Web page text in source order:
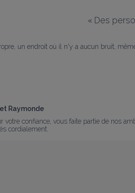
« Des
un endroit où il n'y a aucun bruit,
Raymonde
votre confiance, vous faite partie de nos
cordialement.